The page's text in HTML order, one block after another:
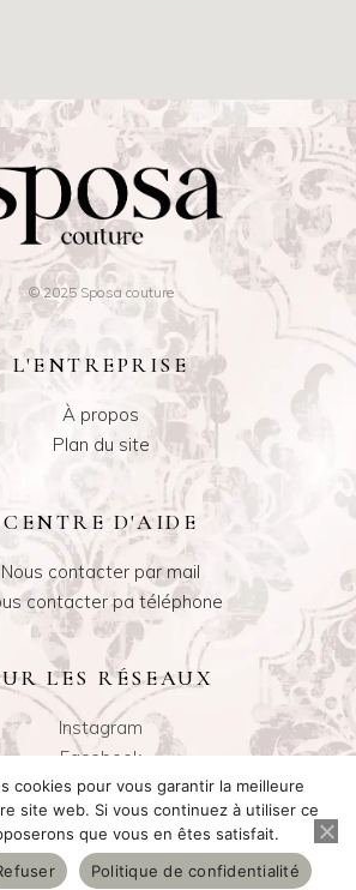
© 2025 Sposa couture
L'ENTREPRISE
À propos
Plan du site
CENTRE D'AIDE
Nous contacter par mail
contacter pa téléphone
LES RÉSEAUX
Instagram
Facebook
Site web réalisé par
légalesPolitiques de confidentialité
cookies pour vous garantir la meilleure
site web. Si vous continuez à utiliser ce
que vous en êtes satisfait.
Politique de confidentialité